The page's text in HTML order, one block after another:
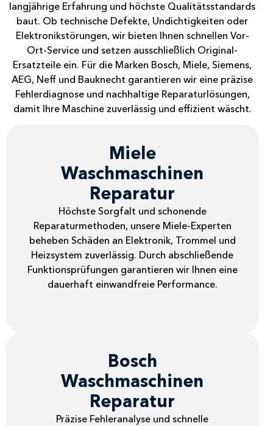
langjährige Erfahrung und höchste Qualitätsstandards
baut. Ob technische Defekte, Undichtigkeiten oder
Elektronikstörungen, wir bieten Ihnen schnellen Vor-
Ort-Service und setzen ausschließlich Original-
Ersatzteile ein. Für die Marken Bosch, Miele, Siemens,
AEG, Neff und Bauknecht garantieren wir eine präzise
Fehlerdiagnose und nachhaltige Reparaturlösungen,
damit Ihre Maschine zuverlässig und effizient wäscht.
Miele
Waschmaschinen
Reparatur
Höchste Sorgfalt und schonende
Reparaturmethoden, unsere Miele-Experten
beheben Schäden an Elektronik, Trommel und
Heizsystem zuverlässig. Durch abschließende
Funktionsprüfungen garantieren wir Ihnen eine
dauerhaft einwandfreie Performance.
Bosch
Waschmaschinen
Reparatur
Präzise Fehleranalyse und schnelle